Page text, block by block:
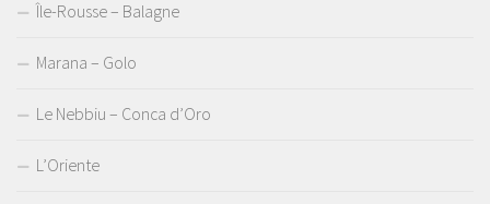
Île-Rousse – Balagne
Marana – Golo
Le Nebbiu – Conca d’Oro
L’Oriente